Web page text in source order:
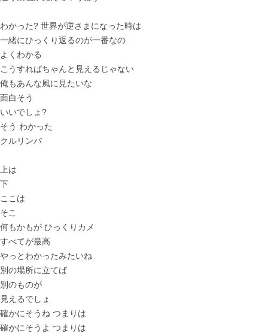
わかった? 世界が逆さまになった時は
一緒にひっくり返るのが一番なの
よくわかる
こうすればちゃんと見えるじゃない
俺もあんな風に見たいな
面白そう
いいでしょ?
そう わかった
クルリンパ
上は
下
ここは
そこ
何もかもが ひっくりカメ
すべてが最高
やっとわかったみたいね
別の場所に立てば
別のものが
見えるでしょ
確かにそうね つまりは
確かにそうよ つまりは